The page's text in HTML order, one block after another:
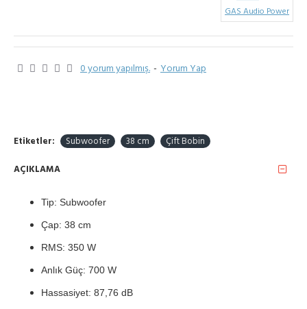
GAS Audio Power
0 yorum yapılmış. - Yorum Yap
Etiketler: Subwoofer 38 cm Çift Bobin
AÇIKLAMA
Tip: Subwoofer
Çap: 38 cm
RMS: 350 W
Anlık Güç: 700 W
Hassasiyet: 87,76 dB